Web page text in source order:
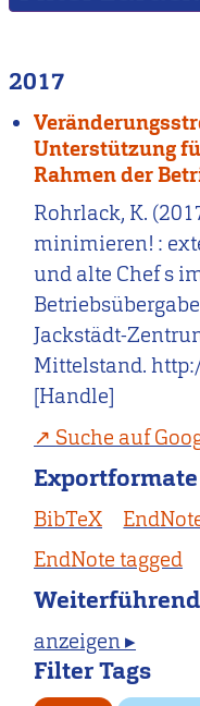
2017
Unterstützung
Rahmen der
Rohrlack, K.
minimieren! :
und alte Chef s
Jackstädt-
Mittelstand.
[Handle]
Suche auf
Exportformate
BibTeX
EndNote tagged
anzeigen ▸
Filter Tags